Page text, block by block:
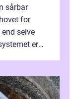
sårbar
for
selve
er